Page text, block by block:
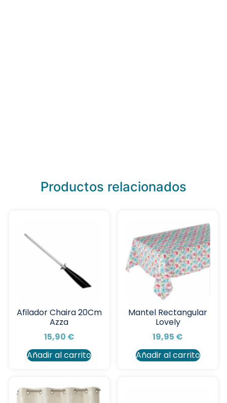
Productos relacionados
Afilador Chaira 20Cm
Azza
15,90 €
Añadir al carrito
Mantel Rectangular
Lovely
19,95 €
Añadir al carrito